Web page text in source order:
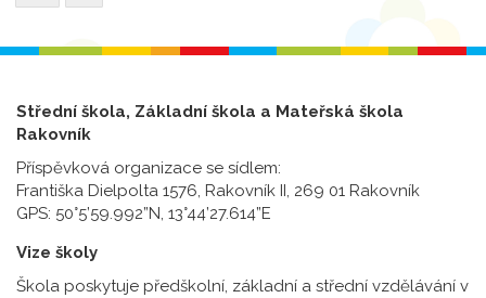
Střední škola, Základní škola a Mateřská škola
Rakovník
Příspěvková organizace se sídlem:
Františka Dielpolta 1576, Rakovník II, 269 01 Rakovník
GPS: 50°5’59.992”N, 13°44’27.614”E
Vize školy
Škola poskytuje předškolní, základní a střední vzdělávání v